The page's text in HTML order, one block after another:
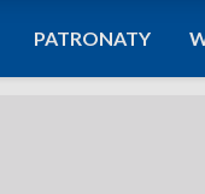
PATRONATY